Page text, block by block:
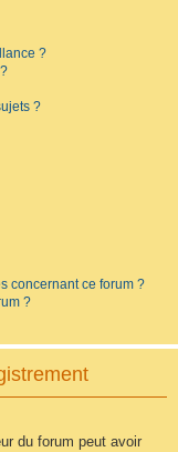
?
?
concernant ce forum ?
?
du forum peut avoir